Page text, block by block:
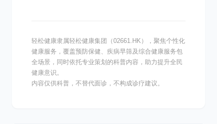
轻松健康隶属轻松健康集团（02661.HK），聚焦个性化
健康服务，覆盖预防保健、疾病早筛及综合健康服务包
全场景，同时依托专业策划的科普内容，助力提升全民
健康意识。
内容仅供科普，不替代面诊，不构成诊疗建议。